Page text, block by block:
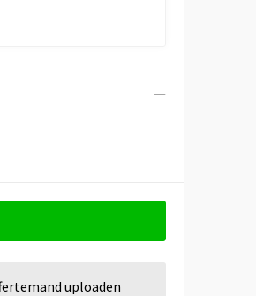
uploaden